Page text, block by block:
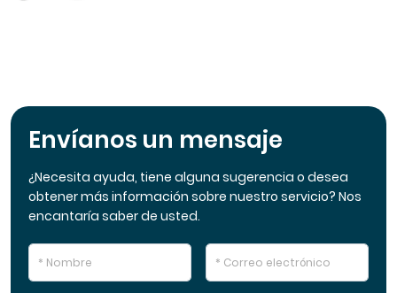
Envíanos un mensaje
¿Necesita ayuda, tiene alguna sugerencia o desea
obtener más información sobre nuestro servicio? Nos
encantaría saber de usted.